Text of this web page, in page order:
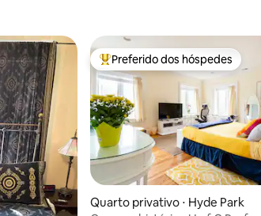
Entre os melhores preferidos
Preferido dos hóspedes
Quarto privativo ⋅ Hyde Park